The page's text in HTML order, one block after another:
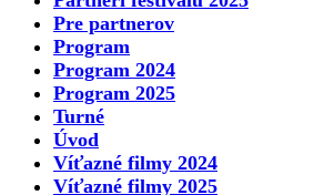
Pre partnerov
Program
Program 2024
Program 2025
Turné
Úvod
Víťazné filmy 2024
Víťazné filmy 2025